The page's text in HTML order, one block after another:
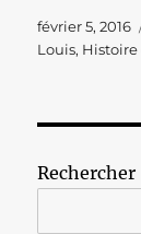
Publié
le
février 5, 2016
Louis, Histoire
Rechercher